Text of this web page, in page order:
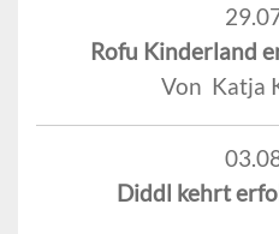
Rofu Kinderland
Von Katja
Diddl kehrt